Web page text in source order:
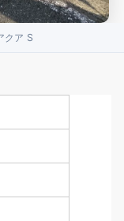
クア S